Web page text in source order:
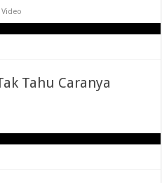
Video
Tahu Caranya